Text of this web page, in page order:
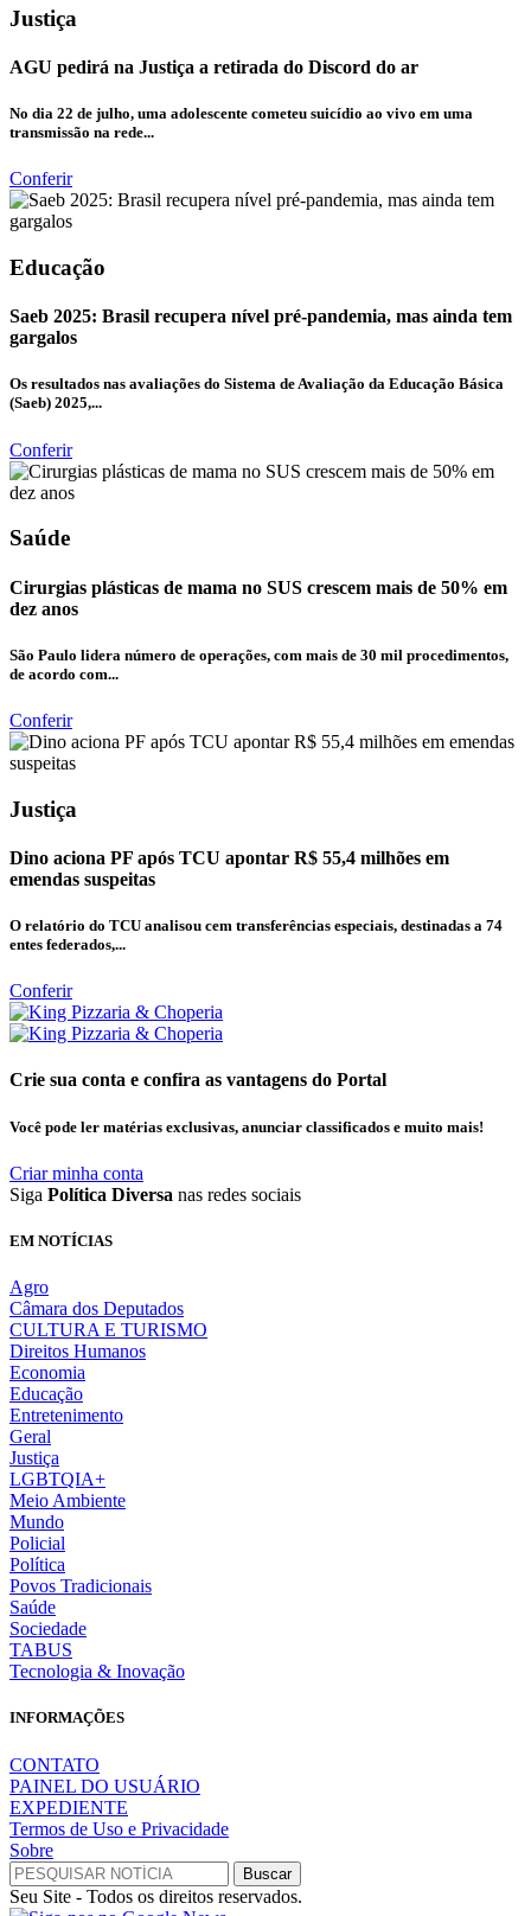
Justiça
AGU pedirá na Justiça a retirada do Discord do ar
No dia 22 de julho, uma adolescente cometeu suicídio ao vivo em uma
transmissão na rede...
Conferir
Educação
Saeb 2025: Brasil recupera nível pré-pandemia, mas ainda tem
gargalos
Os resultados nas avaliações do Sistema de Avaliação da Educação Básica
(Saeb) 2025,...
Conferir
Saúde
Cirurgias plásticas de mama no SUS crescem mais de 50% em
dez anos
São Paulo lidera número de operações, com mais de 30 mil procedimentos,
de acordo com...
Conferir
Justiça
Dino aciona PF após TCU apontar R$ 55,4 milhões em
emendas suspeitas
O relatório do TCU analisou cem transferências especiais, destinadas a 74
entes federados,...
Conferir
Crie sua conta e confira as vantagens do Portal
Você pode ler matérias exclusivas, anunciar classificados e muito mais!
Criar minha conta
Siga Política Diversa nas redes sociais
EM NOTÍCIAS
Agro
Câmara dos Deputados
CULTURA E TURISMO
Direitos Humanos
Economia
Educação
Entretenimento
Geral
Justiça
LGBTQIA+
Meio Ambiente
Mundo
Policial
Política
Povos Tradicionais
Saúde
Sociedade
TABUS
Tecnologia & Inovação
INFORMAÇÕES
CONTATO
PAINEL DO USUÁRIO
EXPEDIENTE
Termos de Uso e Privacidade
Sobre
Seu Site - Todos os direitos reservados.